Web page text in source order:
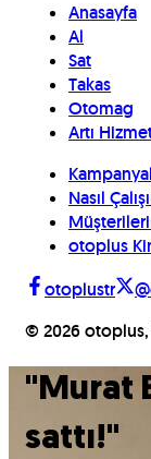
Anasayfa
Al
Sat
Takas
Otomag
Artı
Nasıl
otoplus
otoplustr
© 2026 otoplus,
"Murat
sattı!"